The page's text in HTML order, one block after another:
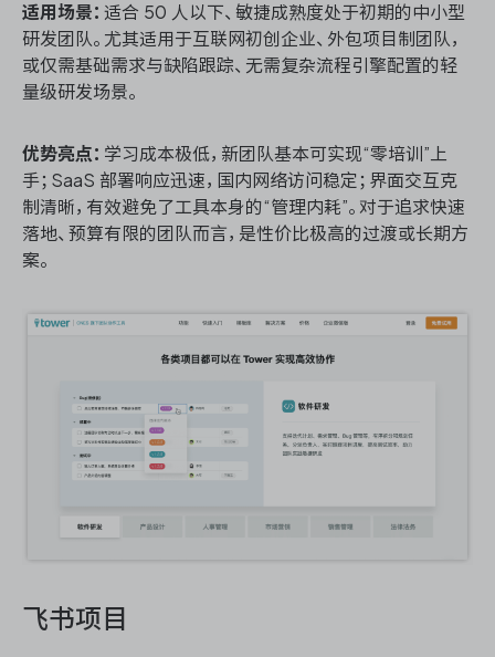
适用场景： 适合 50 人以下、敏捷成熟度处于初期的中小型
研发团队。尤其适用于互联网初创企业、外包项目制团队，
或仅需基础需求与缺陷跟踪、无需复杂流程引擎配置的轻
量级研发场景。
优势亮点： 学习成本极低，新团队基本可实现“零培训”上
手；SaaS 部署响应迅速，国内网络访问稳定；界面交互克
制清晰，有效避免了工具本身的“管理内耗”。对于追求快速
落地、预算有限的团队而言，是性价比极高的过渡或长期方
案。
飞书项目